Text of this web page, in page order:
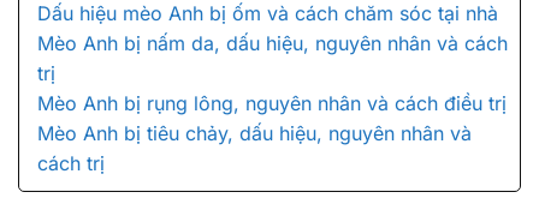
Dấu hiệu mèo Anh bị ốm và cách chăm sóc tại nhà
Mèo Anh bị nấm da, dấu hiệu, nguyên nhân và cách
trị
Mèo Anh bị rụng lông, nguyên nhân và cách điều trị
Mèo Anh bị tiêu chảy, dấu hiệu, nguyên nhân và
cách trị